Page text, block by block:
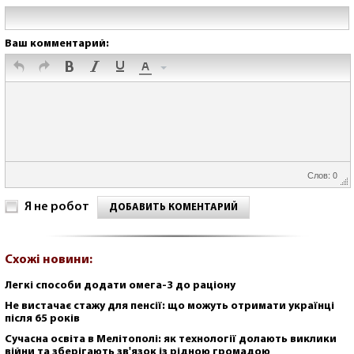
Ваш комментарий:
Слов: 0
Я не робот ДОБАВИТЬ КОМЕНТАРИЙ
Схожі новини:
Легкі способи додати омега-3 до раціону
Не вистачає стажу для пенсії: що можуть отримати українці
після 65 років
Сучасна освіта в Мелітополі: як технології долають виклики